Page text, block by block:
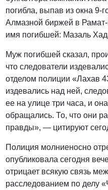
погибла, выпав из окна 9-
Алмазной биржей в Рамат-
имя погибшей: Мазаль
Муж погибшей сказал,
что следователи
отделом полиции «Лахав
издевались над ней,
ее на улице три часа, и
обращались. То, что они
правды», — цитируют
Полиция молниеносно
опубликовала сегодня
отрицает всякую связь
расследованием по делу